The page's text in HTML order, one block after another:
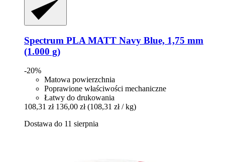
Spectrum PLA MATT Navy Blue, 1,75 mm
(1.000 g)
-20%
Matowa powierzchnia
Poprawione właściwości mechaniczne
Łatwy do drukowania
108,31 zł 136,00 zł (108,31 zł / kg)
Dostawa do 11 sierpnia